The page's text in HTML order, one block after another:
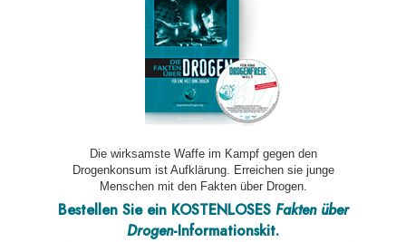
Die wirksamste Waffe im Kampf gegen den
Drogenkonsum ist Aufklärung. Erreichen sie junge
Menschen mit den Fakten über Drogen.
Bestellen Sie ein KOSTENLOSES Fakten über
Drogen-Informationskit.